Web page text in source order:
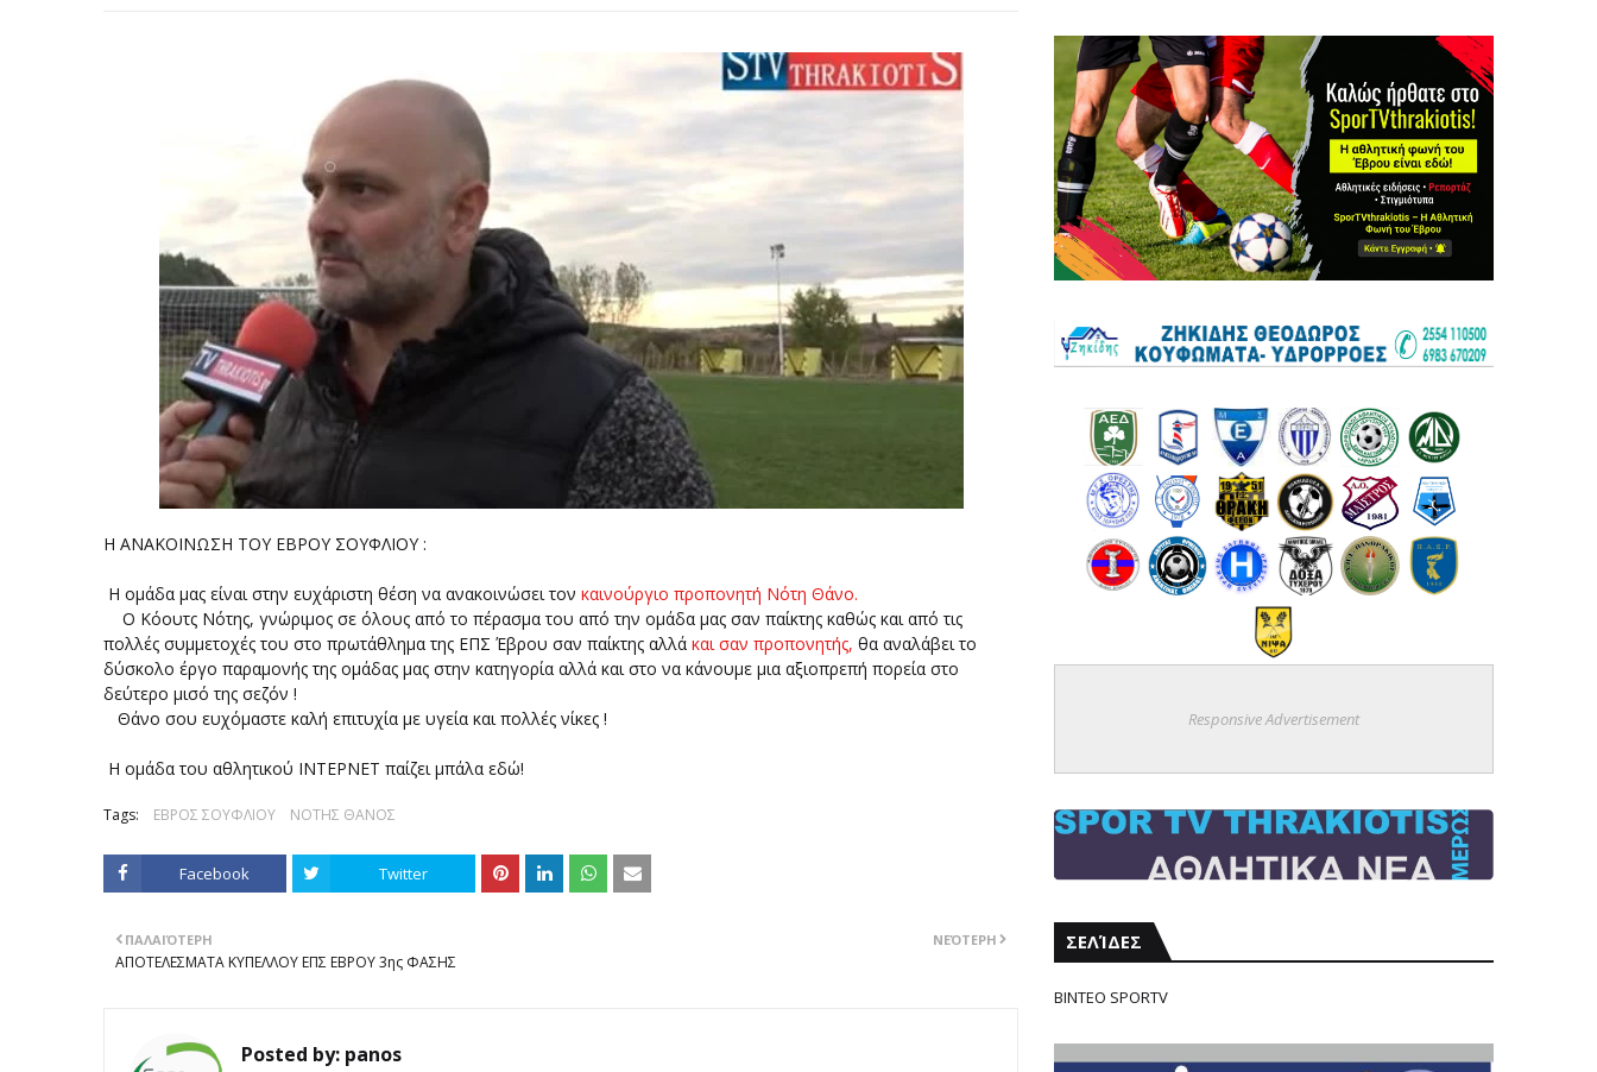
Η ΑΝΑΚΟΙΝΩΣΗ ΤΟΥ ΕΒΡΟΥ ΣΟΥΦΛΙΟΥ :
Η ομάδα μας είναι στην ευχάριστη θέση να ανακοινώσει τον καινούργιο προπονητή Νότη Θάνο.
Ο Κόουτς Νότης, γνώριμος σε όλους από το πέρασμα του από την ομάδα μας σαν παίκτης καθώς και από τις
πολλές συμμετοχές του στο πρωτάθλημα της ΕΠΣ Έβρου σαν παίκτης αλλά και σαν προπονητής, θα αναλάβει το
δύσκολο έργο παραμονής της ομάδας μας στην κατηγορία αλλά και στο να κάνουμε μια αξιοπρεπή πορεία στο
δεύτερο μισό της σεζόν !
Θάνο σου ευχόμαστε καλή επιτυχία με υγεία και πολλές νίκες !
Η ομάδα του αθλητικού ΙΝΤΕΡΝΕΤ παίζει μπάλα εδώ!
Tags: ΕΒΡΟΣ ΣΟΥΦΛΙΟΥ ΝΟΤΗΣ ΘΑΝΟΣ
Facebook Twitter
ΝΕΌΤΕΡΗ
ΠΑΛΑΙΌΤΕΡΗ
ΑΠΟΤΕΛΕΣΜΑΤΑ ΚΥΠΕΛΛΟΥ ΕΠΣ ΕΒΡΟΥ 3ης ΦΑΣΗΣ
Posted by: panos
Responsive Advertisement
ΣΕΛΊΔΕΣ
ΒΙΝΤΕΟ SPORTV